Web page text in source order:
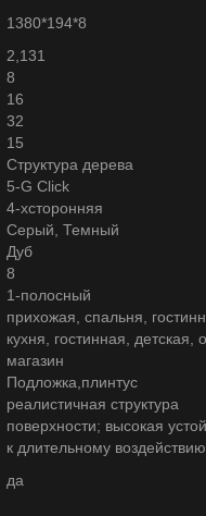
1380*194*8
2,131
8
16
32
15
Структура дерева
5-G Click
4-хсторонняя
Серый, Темный
Дуб
8
1-полосный
прихожая, спальня,
кухня, гостинная, детская,
магазин
Подложка,плинтус
реалистичная структура
поверхности; высокая
к длительному
да